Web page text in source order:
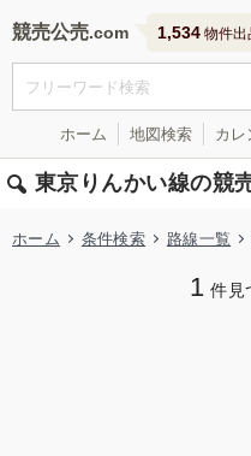
競売公売 1,534 物件出
ホーム 地図検索 カレ
東京りんかい線の競
ホーム 条件検索 路線一覧
1 件見